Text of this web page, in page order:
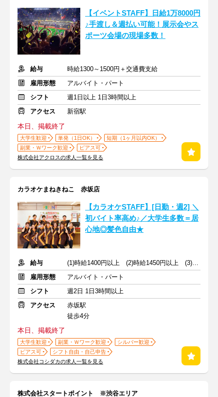
【イベントSTAFF】日給1万8000円
♪手渡し＆週払い可能！展示会やス
ポーツ会場の現場多数！
給与
時給1300～1500円＋交通費支給
雇用形態
アルバイト・パート
シフト
週1日以上 1日3時間以上
アクセス
新宿駅
本日、掲載終了
大学生歓迎 単発（1日OK）
短期（1ヶ月以内OK）
副業・Ｗワーク歓迎
ピアス可
株式会社アクロスの求人一覧を見る
カラオケまねきねこ 赤坂店
【カラオケSTAFF】[日勤・週2] ＼
初バイト率高め♪／大学生多数＝居
心地◎髪色自由★
給与
(1)時給1400円以上 (2)時給1450円以上 (3)時給1450円以上
雇用形態
アルバイト・パート
シフト
週2日 1日3時間以上
アクセス
赤坂駅
徒歩4分
本日、掲載終了
大学生歓迎 副業・Ｗワーク歓迎
シルバー歓迎
ピアス可
シフト自由・自己申告
株式会社コシダカの求人一覧を見る
株式会社スタートポイント ※渋谷エリア